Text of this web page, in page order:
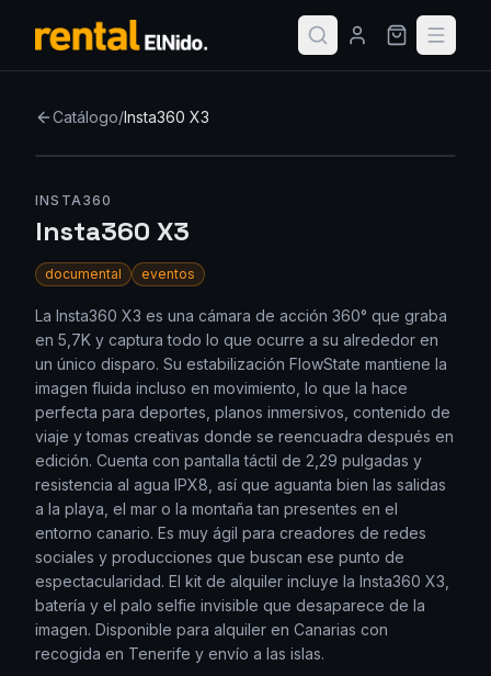
Catálogo/Insta360 X3
INSTA360
Insta360 X3
documental eventos
La Insta360 X3 es una cámara de acción 360° que graba
en 5,7K y captura todo lo que ocurre a su alrededor en
un único disparo. Su estabilización FlowState mantiene la
imagen fluida incluso en movimiento, lo que la hace
perfecta para deportes, planos inmersivos, contenido de
viaje y tomas creativas donde se reencuadra después en
edición. Cuenta con pantalla táctil de 2,29 pulgadas y
resistencia al agua IPX8, así que aguanta bien las salidas
a la playa, el mar o la montaña tan presentes en el
entorno canario. Es muy ágil para creadores de redes
sociales y producciones que buscan ese punto de
espectacularidad. El kit de alquiler incluye la Insta360 X3,
batería y el palo selfie invisible que desaparece de la
imagen. Disponible para alquiler en Canarias con
recogida en Tenerife y envío a las islas.